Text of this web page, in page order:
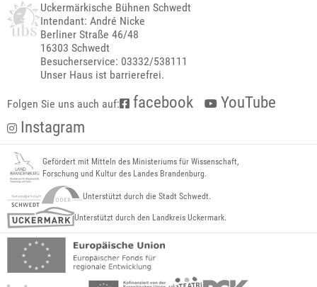
Uckermärkische Bühnen Schwedt
Intendant: André Nicke
Berliner Straße 46/48
16303 Schwedt
Besucherservice: 03332/538111
Unser Haus ist barrierefrei.
Folgen Sie uns auch auf: facebook
YouTube
Instagram
Gefördert mit Mitteln des Ministeriums für Wissenschaft,
Forschung und Kultur des Landes Brandenburg.
Unterstützt durch die Stadt Schwedt.
Unterstützt durch den Landkreis Uckermark.